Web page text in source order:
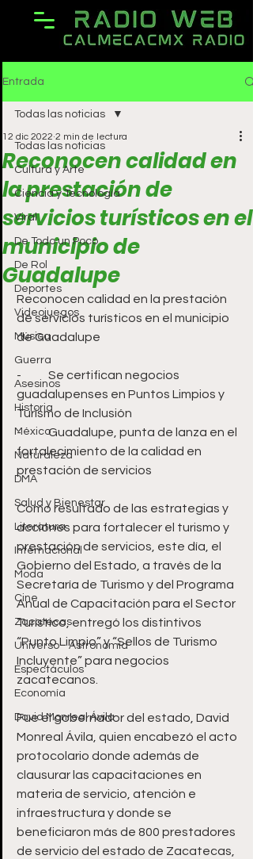
Entrada
Todas las noticias
Cultura y Arte
Ciencia y Tecnología
Viral
De Todo un Poco
De Rol
Deportes
Videojuegos
Música
Guerra
Asesinos
Historia
México
Naturaleza
DMA
Salud y Bienestar
Literatura
Internacional
Moda
Cine
Zacatecas
Universo - Astronomía
Espectáculos
Economía
David Monreal Ávila
Todas las noticias
Reconocen calidad en
la prestación de
servicios turísticos en el
municipio de
Guadalupe
12 dic 2022 2 min de lectura
Reconocen calidad en la prestación
de servicios turísticos en el municipio
de Guadalupe
-	Se certifican negocios
guadalupenses en Puntos Limpios y
Turismo de Inclusión
-	Guadalupe, punta de lanza en el
fortalecimiento de la calidad en
prestación de servicios
Como resultado de las estrategias y
acciones para fortalecer el turismo y
prestación de servicios, este día, el
Gobierno del Estado, a través de la
Secretaría de Turismo y del Programa
Anual de Capacitación para el Sector
Turístico, entregó los distintivos
“Punto Limpio” y “Sellos de Turismo
Incluyente” para negocios
zacatecanos.
Fue el gobernador del estado, David
Monreal Ávila, quien encabezó el acto
protocolario donde además de
clausurar las capacitaciones en
materia de servicio, atención e
infraestructura y donde se
beneficiaron más de 800 prestadores
de servicio del estado de Zacatecas,